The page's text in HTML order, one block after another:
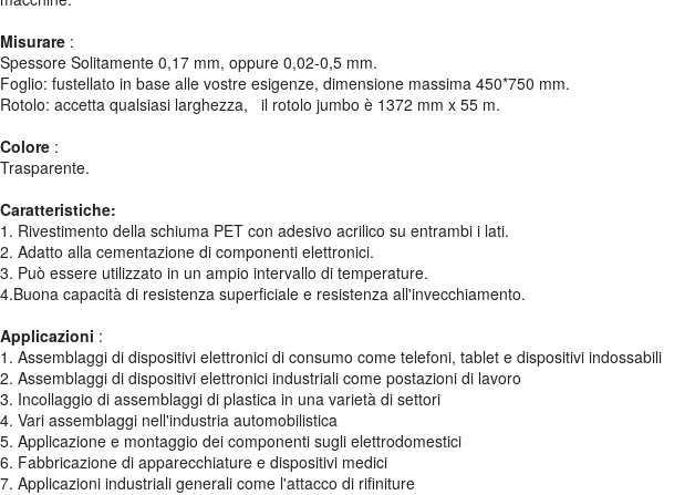
Misurare :
Spessore Solitamente 0,17 mm, oppure 0,02-0,5 mm.
Foglio: fustellato in base alle vostre esigenze, dimensione massima 450*750 mm.
Rotolo: accetta qualsiasi larghezza, il rotolo jumbo è 1372 mm x 55 m.
Colore :
Trasparente.
Caratteristiche:
1. Rivestimento della schiuma PET con adesivo acrilico su entrambi i lati.
2. Adatto alla cementazione di componenti elettronici.
3. Può essere utilizzato in un ampio intervallo di temperature.
4.Buona capacità di resistenza superficiale e resistenza all'invecchiamento.
Applicazioni :
1. Assemblaggi di dispositivi elettronici di consumo come telefoni, tablet e dispositivi indossabili
2. Assemblaggi di dispositivi elettronici industriali come postazioni di lavoro
3. Incollaggio di assemblaggi di plastica in una varietà di settori
4. Vari assemblaggi nell'industria automobilistica
5. Applicazione e montaggio dei componenti sugli elettrodomestici
6. Fabbricazione di apparecchiature e dispositivi medici
7. Applicazioni industriali generali come l'attacco di rifiniture